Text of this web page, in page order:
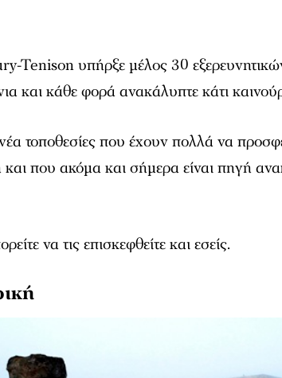
Tenison υπήρξε μέλος 30
και κάθε φορά ανακάλυπτε κάτι
τοποθεσίες που έχουν πολλά να
και που ακόμα και σήμερα είναι πηγή
να τις επισκεφθείτε και εσείς.